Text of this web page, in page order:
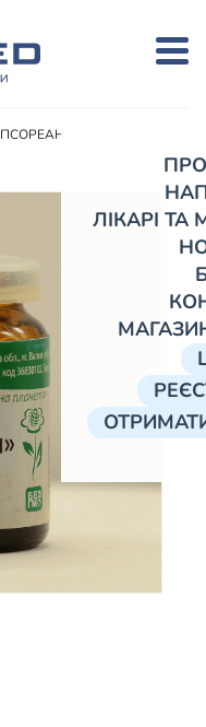
ЛІКАРІ
ПСОРЕАН